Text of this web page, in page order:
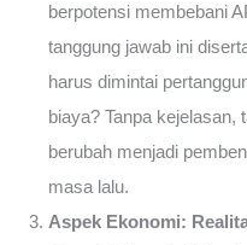
berpotensi membebani
tanggung jawab ini
harus dimintai
biaya? Tanpa kejelasan,
berubah menjadi
masa lalu.
Aspek Ekonomi: